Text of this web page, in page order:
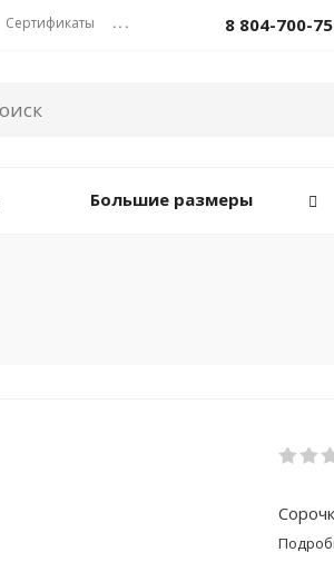
Сертификаты ... 8 804-700-
Большие размеры